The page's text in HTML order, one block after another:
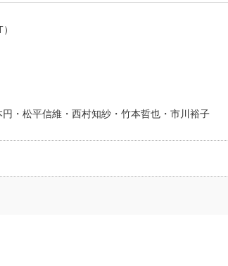
円・松平信維・西村知紗・竹本哲也・市川裕子